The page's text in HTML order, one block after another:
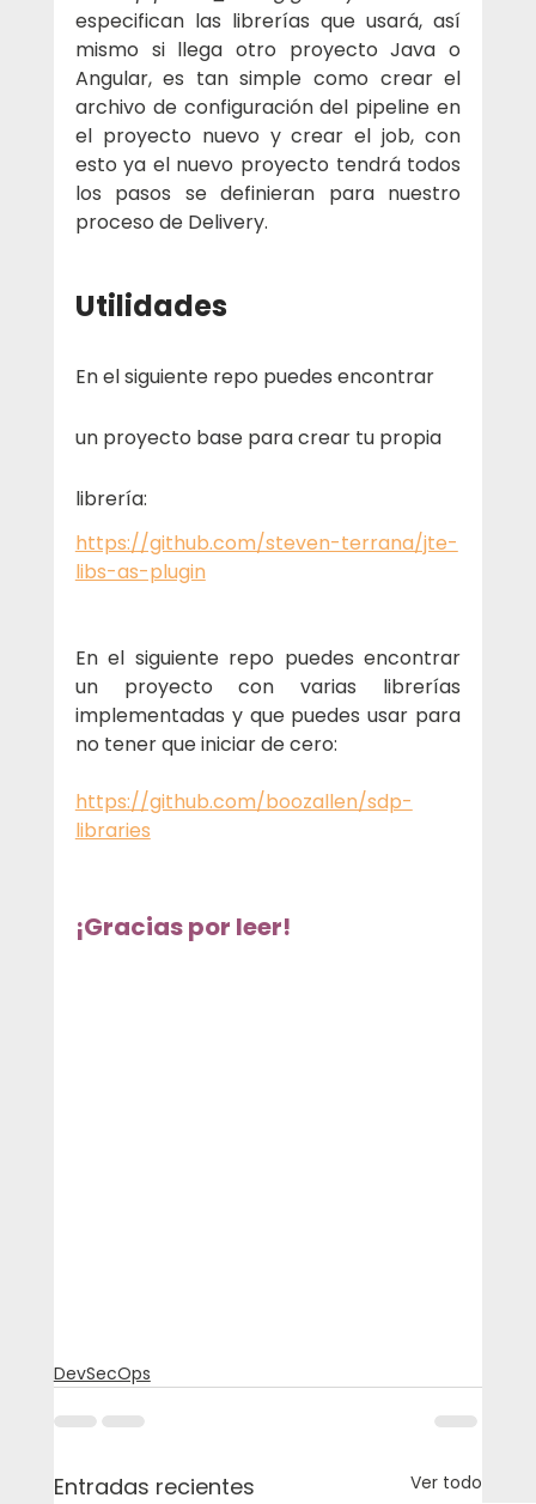
especifican las librerías que usará, así
mismo si llega otro proyecto Java o
Angular, es tan simple como crear el
archivo de configuración del pipeline en
el proyecto nuevo y crear el job, con
esto ya el nuevo proyecto tendrá todos
los pasos se definieran para nuestro
proceso de Delivery.
Utilidades
En el siguiente repo puedes encontrar
un proyecto base para crear tu propia
librería:
https://github.com/steven-terrana/jte-
libs-as-plugin
En el siguiente repo puedes encontrar
un proyecto con varias librerías
implementadas y que puedes usar para
no tener que iniciar de cero:
https://github.com/boozallen/sdp-
libraries
¡Gracias por leer!
DevSecOps
Entradas recientes Ver todo